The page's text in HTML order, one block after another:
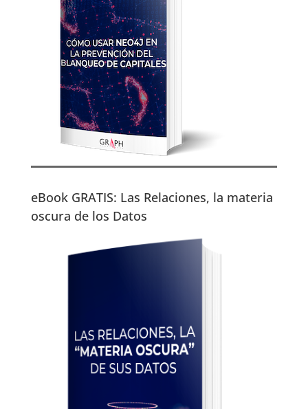
eBook GRATIS: Las Relaciones, la materia
oscura de los Datos